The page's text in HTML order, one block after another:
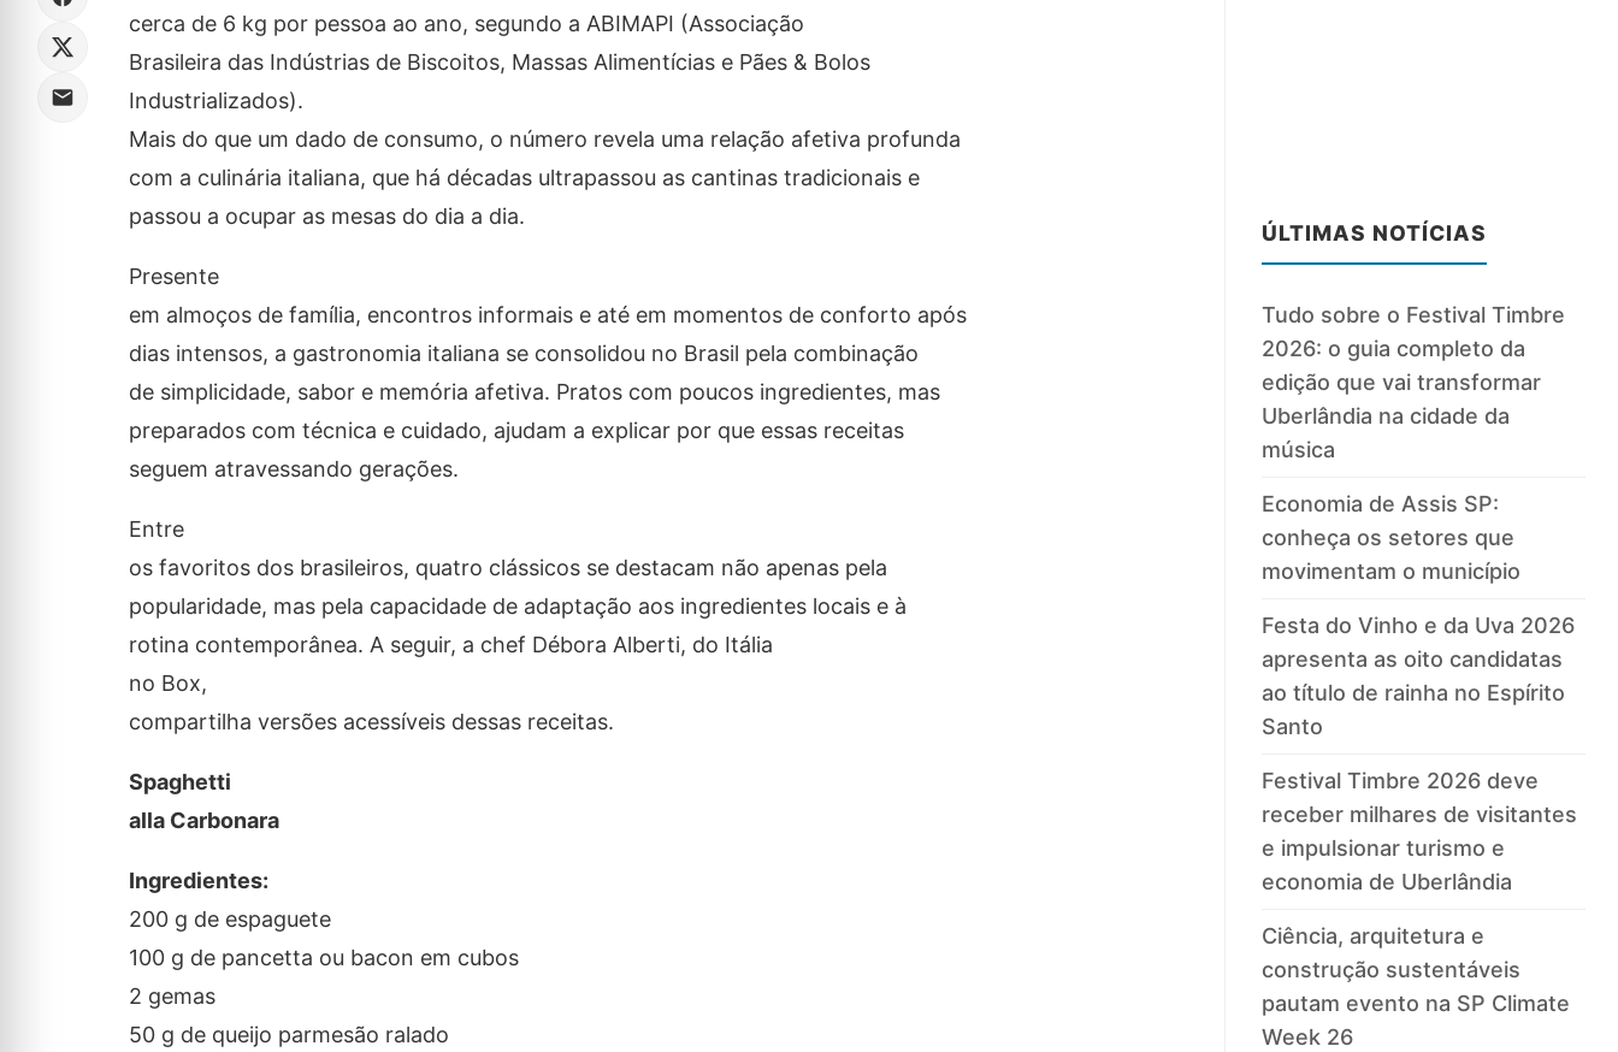
cerca de 6 kg por pessoa ao ano, segundo a ABIMAPI (Associação
Brasileira das Indústrias de Biscoitos, Massas Alimentícias e Pães & Bolos
Industrializados).
Mais do que um dado de consumo, o número revela uma relação afetiva profunda
com a culinária italiana, que há décadas ultrapassou as cantinas tradicionais e
passou a ocupar as mesas do dia a dia.
Presente
em almoços de família, encontros informais e até em momentos de conforto após
dias intensos, a gastronomia italiana se consolidou no Brasil pela combinação
de simplicidade, sabor e memória afetiva. Pratos com poucos ingredientes, mas
preparados com técnica e cuidado, ajudam a explicar por que essas receitas
seguem atravessando gerações.
Entre
os favoritos dos brasileiros, quatro clássicos se destacam não apenas pela
popularidade, mas pela capacidade de adaptação aos ingredientes locais e à
rotina contemporânea. A seguir, a chef Débora Alberti, do Itália
no Box,
compartilha versões acessíveis dessas receitas.
Spaghetti
alla Carbonara
Ingredientes:
200 g de espaguete
100 g de pancetta ou bacon em cubos
2 gemas
50 g de queijo parmesão ralado
ÚLTIMAS NOTÍCIAS
Tudo sobre o Festival Timbre
2026: o guia completo da
edição que vai transformar
Uberlândia na cidade da
música
Economia de Assis SP:
conheça os setores que
movimentam o município
Festa do Vinho e da Uva 2026
apresenta as oito candidatas
ao título de rainha no Espírito
Santo
Festival Timbre 2026 deve
receber milhares de visitantes
e impulsionar turismo e
economia de Uberlândia
Ciência, arquitetura e
construção sustentáveis
pautam evento na SP Climate
Week 26